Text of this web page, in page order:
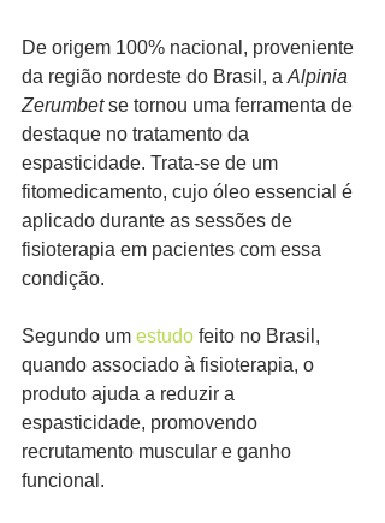
De origem 100% nacional, proveniente
da região nordeste do Brasil, a Alpinia
Zerumbet se tornou uma ferramenta de
destaque no tratamento da
espasticidade. Trata-se de um
fitomedicamento, cujo óleo essencial é
aplicado durante as sessões de
fisioterapia em pacientes com essa
condição.
Segundo um estudo feito no Brasil,
quando associado à fisioterapia, o
produto ajuda a reduzir a
espasticidade, promovendo
recrutamento muscular e ganho
funcional.